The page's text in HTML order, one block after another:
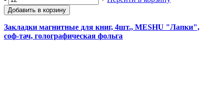
Добавить в корзину
Закладки магнитные для книг, 4шт., MESHU "Лапки",
соф-тач, голографическая фольга